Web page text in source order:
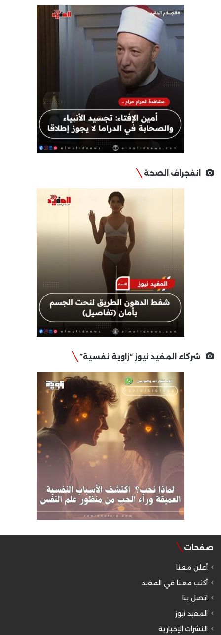
انفجراف الصحة
شركاء المفيد نيوز “زاوية نفسية”
صفحات
أعلن معنا
أكتب معنا في المفيد
اتصل بنا
المفيد نيوز
النشرات الإخبارية